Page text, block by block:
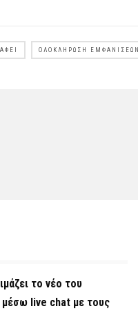
ΟΛΟΚΛΉΡΩΣΗ ΕΜΦΑΝΊΣΕΩΝ
το νέο του
μέσω live chat με τους